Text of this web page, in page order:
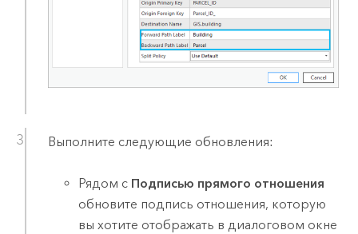
Выполните следующие обновления:
Рядом с Подписью прямого отношения
обновите подпись отношения, которую
вы хотите отображать в диалоговом окне